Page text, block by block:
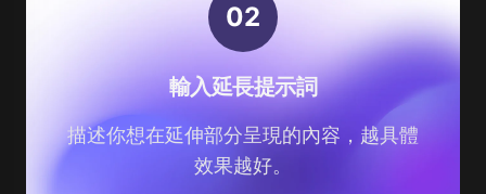
02
輸入延長提示詞
描述你想在延伸部分呈現的內容，越具體
效果越好。